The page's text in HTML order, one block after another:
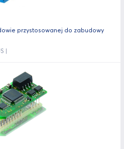
przystosowanej do zabudowy
|